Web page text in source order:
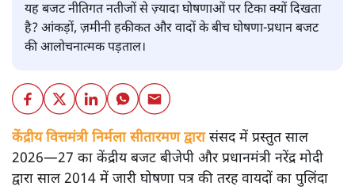
यह बजट नीतिगत नतीजों से ज़्यादा घोषणाओं पर टिका क्यों दिखता
है? आंकड़ों, ज़मीनी हकीकत और वादों के बीच घोषणा-प्रधान बजट
की आलोचनात्मक पड़ताल।
केंद्रीय वित्तमंत्री निर्मला सीतारमण द्वारासंसद में प्रस्तुत साल
2026—27 का केंद्रीय बजट बीजेपी और प्रधानमंत्री नरेंद्र मोदी
द्वारा साल 2014 में जारी घोषणा पत्र की तरह वायदों का पुलिंदा